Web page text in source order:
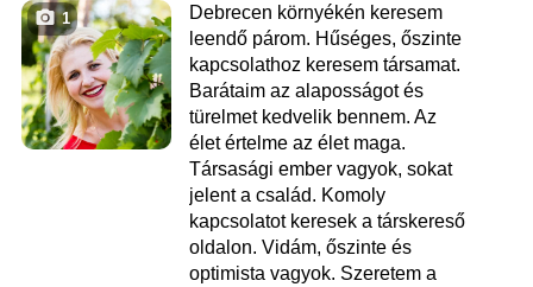
1
Debrecen környékén keresem
leendő párom. Hűséges, őszinte
kapcsolathoz keresem társamat.
Barátaim az alaposságot és
türelmet kedvelik bennem. Az
élet értelme az élet maga.
Társasági ember vagyok, sokat
jelent a család. Komoly
kapcsolatot keresek a társkereső
oldalon. Vidám, őszinte és
optimista vagyok. Szeretem a